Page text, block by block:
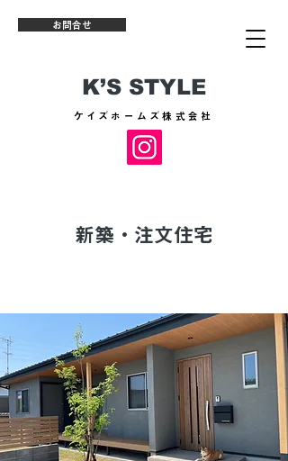
お問合せ
K’S STYLE
​ケイズホームズ株式会社
新築・注文住宅